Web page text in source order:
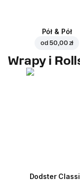
Pół & Pół
od50,00 zł
Wrapy i
Dodster